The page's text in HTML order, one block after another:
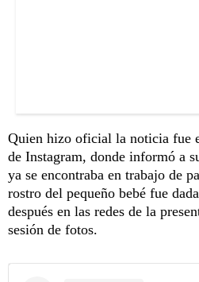
Quien hizo oficial la noticia fue
de Instagram, donde informó a
ya se encontraba en trabajo de
rostro del pequeño bebé fue
después en las redes de la
sesión de fotos.